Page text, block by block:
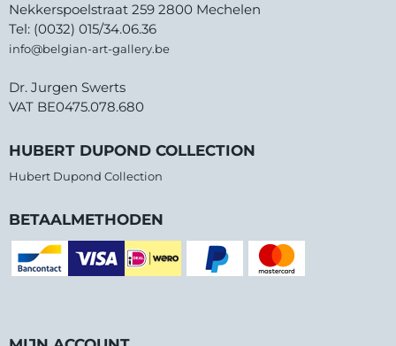
Nekkerspoelstraat 259 2800 Mechelen
Tel: (0032) 015/34.06.36
info@belgian-art-gallery.be
Dr. Jurgen Swerts
VAT BE0475.078.680
HUBERT DUPOND COLLECTION
Hubert Dupond Collection
BETAALMETHODEN